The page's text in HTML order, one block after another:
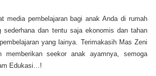
media pembelajaran bagi anak Anda di rumah
sederhana dan tentu saja ekonomis dan tahan
yang lainya. Terimakasih Mas Zeni
memberikan seekor anak ayamnya, semoga
Edukasi…!